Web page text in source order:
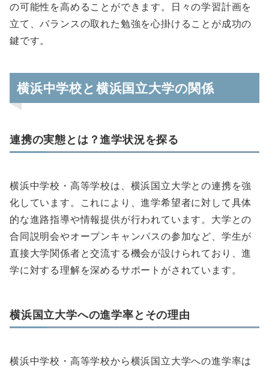
の可能性を高めることができます。日々の学習計画を
立て、バランスの取れた勉強を心掛けることが成功の
鍵です。
横浜中学校と横浜国立大学の関係
連携の実態とは？進学状況を探る
横浜中学校・高等学校は、横浜国立大学との連携を強
化しています。これにより、進学希望者に対して具体
的な進路指導や情報提供が行われています。大学との
合同説明会やオープンキャンパスの参加など、学生が
直接大学関係者と交流する機会が設けられており、進
学に対する理解を深めるサポートがされています。
横浜国立大学への進学率とその理由
横浜中学校・高等学校から横浜国立大学への進学率は